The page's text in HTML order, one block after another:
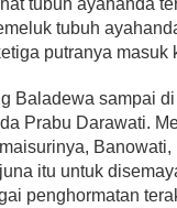
tubuh
putranya
Baladewa sampai
Prabu Darawati.
itu untuk
penghormatan